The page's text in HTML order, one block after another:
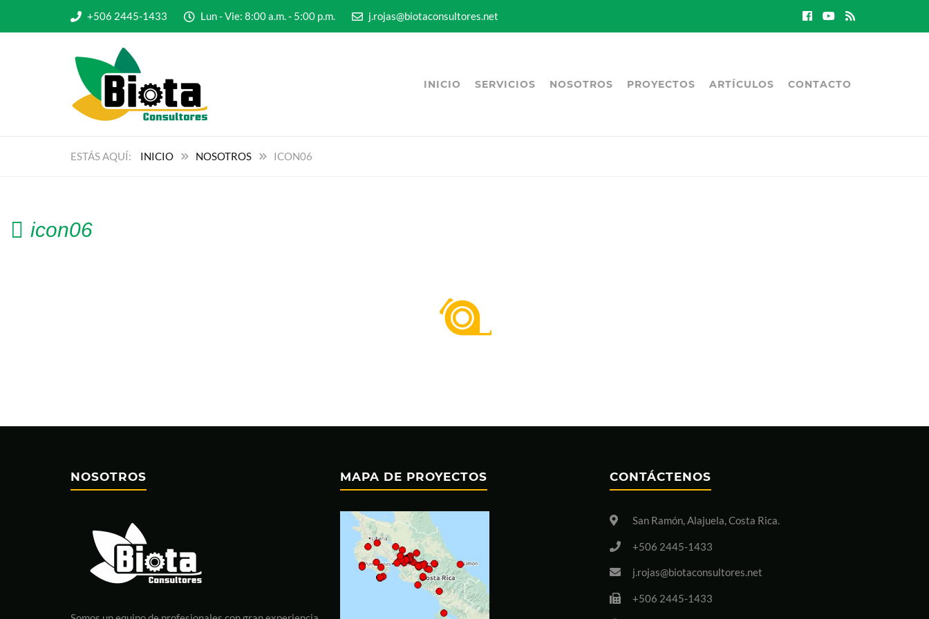
+506 2445-1433 Lun - Vie: 8:00 a.m. - 5:00 p.m. j.rojas@biotaconsultores.net
INICIO SERVICIOS NOSOTROS PROYECTOS ARTÍCULOS CONTACTO
INICIO NOSOTROS ICON06
icon06
NOSOTROS MAPA DE PROYECTOS CONTÁCTENOS
San Ramón, Alajuela, Costa Rica.
+506 2445-1433
j.rojas@biotaconsultores.net
+506 2445-1433